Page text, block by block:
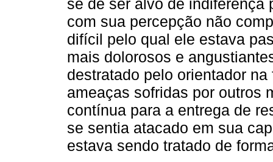
se de ser alvo de indiferença
com sua percepção não
difícil pelo qual ele estava
mais dolorosos e
destratado pelo orientador
ameaças sofridas por outros
contínua para a entrega de
se sentia atacado em sua
estava sendo tratado de